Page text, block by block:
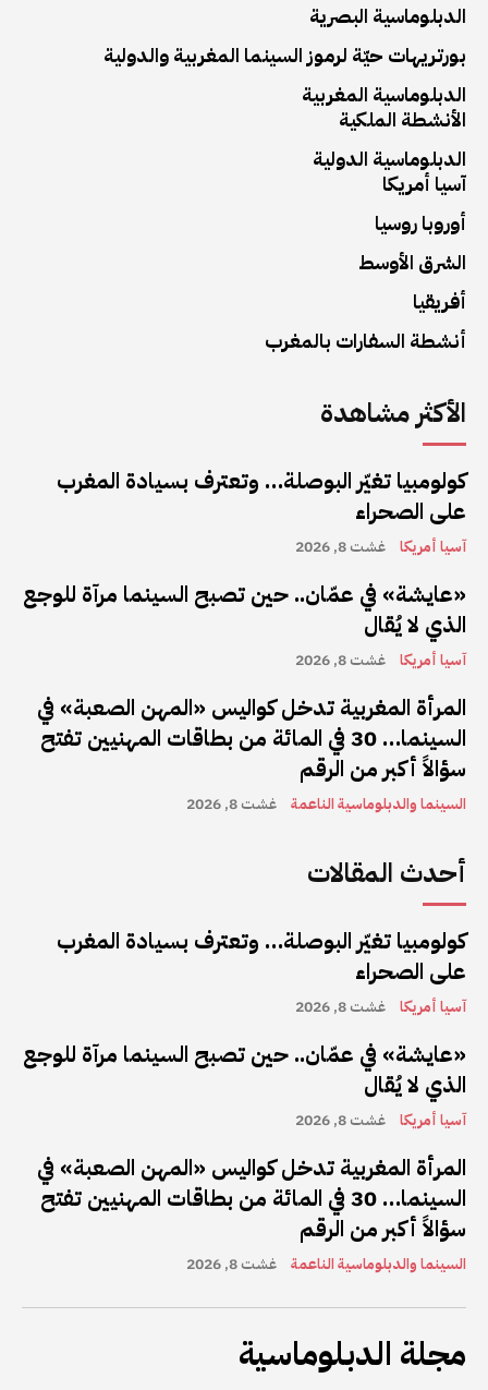
الدبلوماسية البصرية
بورتريهات حيّة لرموز السينما المغربية والدولية
الدبلوماسية المغربية
الأنشطة الملكية
الدبلوماسية الدولية
آسيا أمريكا
أوروبا روسيا
الشرق الأوسط
أفريقيا
أنشطة السفارات بالمغرب
الأكثر مشاهدة
كولومبيا تغيّر البوصلة… وتعترف بسيادة المغرب
على الصحراء
آسيا أمريكا غشت 8, 2026
«عايشة» في عمّان.. حين تصبح السينما مرآة للوجع
الذي لا يُقال
آسيا أمريكا غشت 8, 2026
المرأة المغربية تدخل كواليس «المهن الصعبة» في
السينما… 30 في المائة من بطاقات المهنيين تفتح
سؤالاً أكبر من الرقم
السينما والدبلوماسية الناعمة غشت 8, 2026
أحدث المقالات
كولومبيا تغيّر البوصلة… وتعترف بسيادة المغرب
على الصحراء
آسيا أمريكا غشت 8, 2026
«عايشة» في عمّان.. حين تصبح السينما مرآة للوجع
الذي لا يُقال
آسيا أمريكا غشت 8, 2026
المرأة المغربية تدخل كواليس «المهن الصعبة» في
السينما… 30 في المائة من بطاقات المهنيين تفتح
سؤالاً أكبر من الرقم
السينما والدبلوماسية الناعمة غشت 8, 2026
مجلة الدبلوماسية